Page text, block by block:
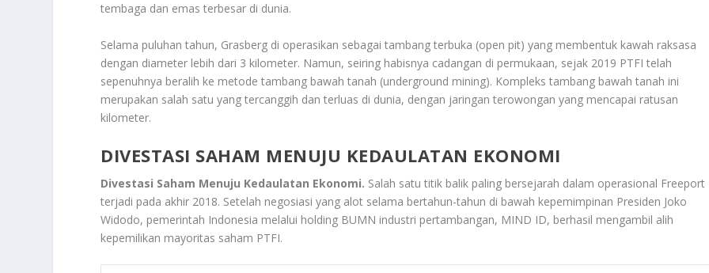
tembaga dan emas terbesar di dunia.
Selama puluhan tahun, Grasberg di operasikan sebagai tambang terbuka (open pit) yang membentuk kawah raksasa
dengan diameter lebih dari 3 kilometer. Namun, seiring habisnya cadangan di permukaan, sejak 2019 PTFI telah
sepenuhnya beralih ke metode tambang bawah tanah (underground mining). Kompleks tambang bawah tanah ini
merupakan salah satu yang tercanggih dan terluas di dunia, dengan jaringan terowongan yang mencapai ratusan
kilometer.
DIVESTASI SAHAM MENUJU KEDAULATAN EKONOMI
Divestasi Saham Menuju Kedaulatan Ekonomi. Salah satu titik balik paling bersejarah dalam operasional Freeport
terjadi pada akhir 2018. Setelah negosiasi yang alot selama bertahun-tahun di bawah kepemimpinan Presiden Joko
Widodo, pemerintah Indonesia melalui holding BUMN industri pertambangan, MIND ID, berhasil mengambil alih
kepemilikan mayoritas saham PTFI.